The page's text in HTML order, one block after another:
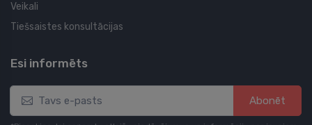
Veikali
Tiešsaistes konsultācijas
Esi informēts
Abonēt